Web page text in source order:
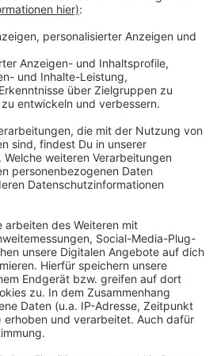
auch in der Nacht im Einsatz